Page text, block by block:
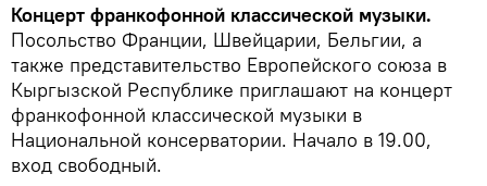
Концерт франкофонной классической музыки.
Посольство Франции, Швейцарии, Бельгии, а
также представительство Европейского союза в
Кыргызской Республике приглашают на концерт
франкофонной классической музыки в
Национальной консерватории. Начало в 19.00,
вход свободный.